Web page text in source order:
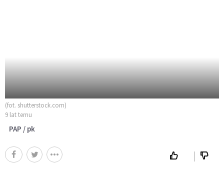
(fot. shutterstock.com)
9 lat temu
PAP / pk